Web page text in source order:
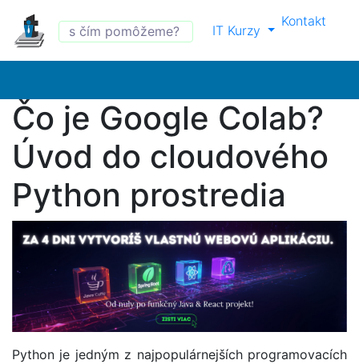
IT Kurzy
Kontakt
Čo je Google Colab?
Úvod do cloudového
Python prostredia
Python je jedným z najpopulárnejších programovacích